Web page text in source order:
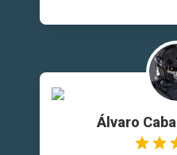
Álvaro